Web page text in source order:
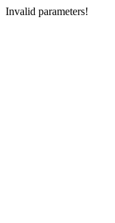
Invalid parameters!